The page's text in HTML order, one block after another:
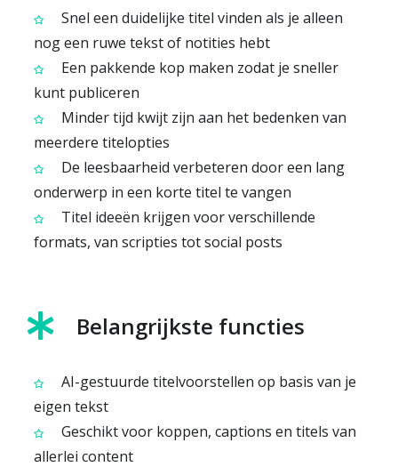
Snel een duidelijke titel vinden als je alleen
nog een ruwe tekst of notities hebt
Een pakkende kop maken zodat je sneller
kunt publiceren
Minder tijd kwijt zijn aan het bedenken van
meerdere titelopties
De leesbaarheid verbeteren door een lang
onderwerp in een korte titel te vangen
Titel ideeën krijgen voor verschillende
formats, van scripties tot social posts
Belangrijkste functies
AI-gestuurde titelvoorstellen op basis van je
eigen tekst
Geschikt voor koppen, captions en titels van
allerlei content